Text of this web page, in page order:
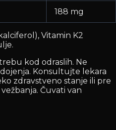
188 mg
Vitamin K2
kod odraslih. Ne
Konsultujte lekara
zdravstveno stanje ili pre
Čuvati van